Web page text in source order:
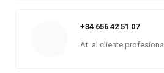
+34 656 42 51 07
At. al cliente profesional